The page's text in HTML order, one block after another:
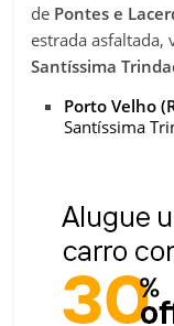
de Pontes e
estrada asfaltada,
Santíssima
Porto Velho
Santíssima